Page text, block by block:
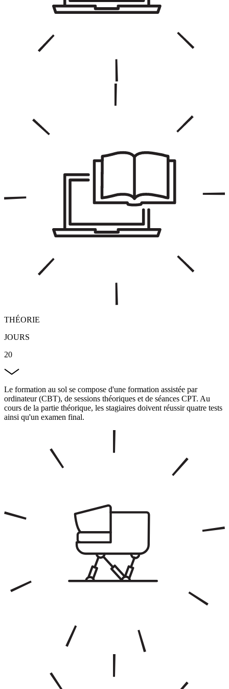
THÉORIE
JOURS
20
Le formation au sol se compose d'une formation assistée par
ordinateur (CBT), de sessions théoriques et de séances CPT. Au
cours de la partie théorique, les stagiaires doivent réussir quatre tests
ainsi qu'un examen final.